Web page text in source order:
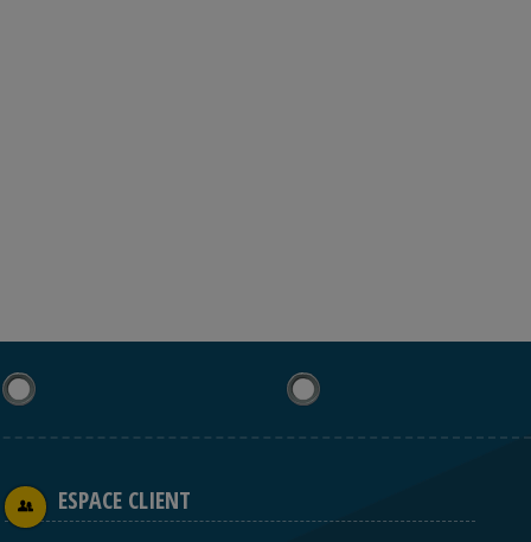
ESPACE CLIENT